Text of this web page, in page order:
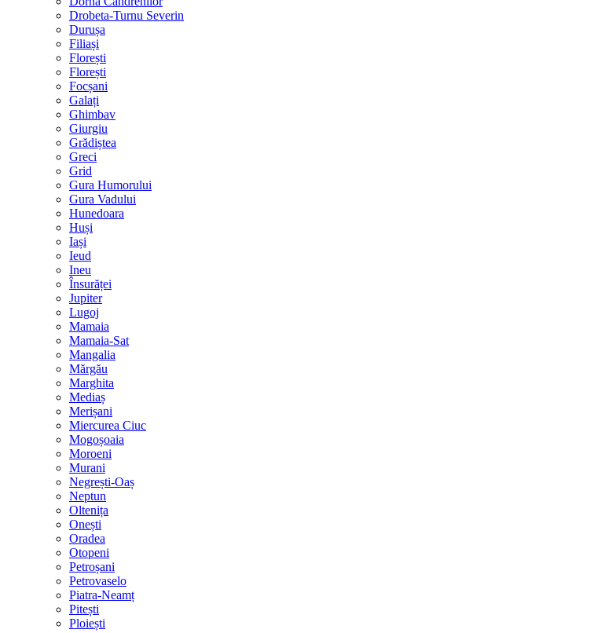
Drobeta-Turnu Severin
Durușa
Filiași
Florești
Florești
Focșani
Galați
Ghimbav
Giurgiu
Grădiștea
Greci
Grid
Gura Humorului
Gura Vadului
Hunedoara
Huși
Iași
Ieud
Ineu
Însurăței
Jupiter
Lugoj
Mamaia
Mamaia-Sat
Mangalia
Mărgău
Marghita
Mediaș
Merișani
Miercurea Ciuc
Mogoșoaia
Moroeni
Murani
Negrești-Oaș
Neptun
Oltenița
Onești
Oradea
Otopeni
Petroșani
Petrovaselo
Piatra-Neamț
Pitești
Ploiești